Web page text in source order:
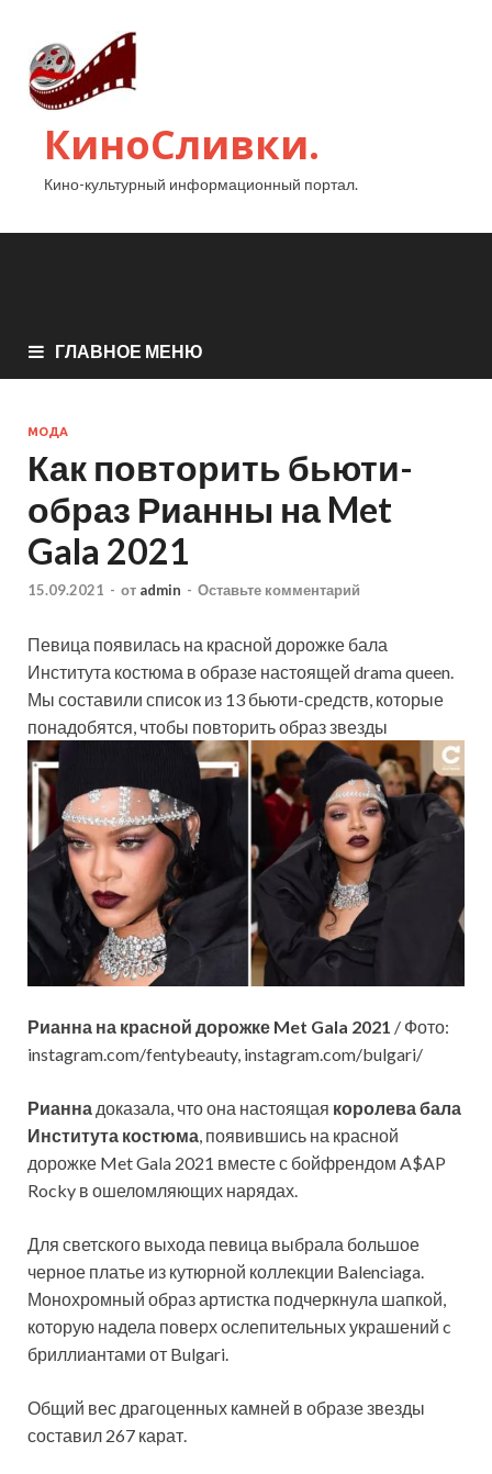
КиноСливки.
Кино-культурный информационный портал.
ГЛАВНОЕ МЕНЮ
МОДА
Как повторить бьюти-
образ Рианны на Met
Gala 2021
15.09.2021 - от admin - Оставьте комментарий
Певица появилась на красной дорожке бала
Института костюма в образе настоящей drama queen.
Мы составили список из 13 бьюти-средств, которые
понадобятся, чтобы повторить образ звезды
Рианна на красной дорожке Met Gala 2021 / Фото:
instagram.com/fentybeauty, instagram.com/bulgari/
Рианна доказала, что она настоящая королева бала
Института костюма, появившись на красной
дорожке Met Gala 2021 вместе с бойфрендом A$AP
Rocky в ошеломляющих нарядах.
Для светского выхода певица выбрала большое
черное платье из кутюрной коллекции Balenciaga.
Монохромный образ артистка подчеркнула шапкой,
которую надела поверх ослепительных украшений c
бриллиантами от Bulgari.
Общий вес драгоценных камней в образе звезды
составил 267 карат.